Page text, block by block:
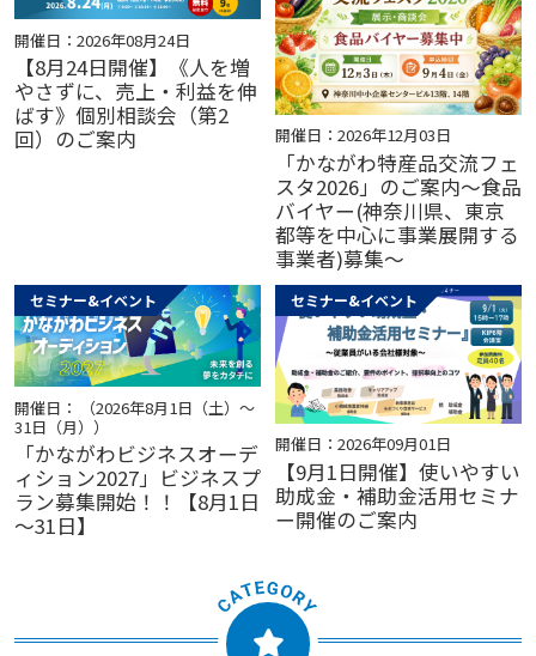
開催日：2026年08月24日
【8月24日開催】《人を増
やさずに、売上・利益を伸
ばす》個別相談会（第2
回）のご案内
開催日：2026年12月03日
「かながわ特産品交流フェ
スタ2026」のご案内～食品
バイヤー(神奈川県、東京
都等を中心に事業展開する
事業者)募集～
セミナー&イベント
開催日： （2026年8月1日（土）～
31日（月））
「かながわビジネスオーデ
ィション2027」ビジネスプ
ラン募集開始！！【8月1日
～31日】
セミナー&イベント
開催日：2026年09月01日
【9月1日開催】使いやすい
助成金・補助金活用セミナ
ー開催のご案内